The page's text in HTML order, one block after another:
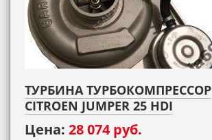
ТУРБИНА ТУРБОКОМПРЕССОР
CITROEN JUMPER 25 HDI
Цена: 28 074 руб.